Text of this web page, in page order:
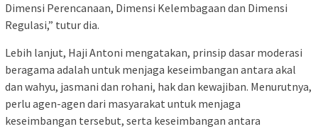
Dimensi Perencanaan, Dimensi Kelembagaan dan Dimensi
Regulasi,” tutur dia.
Lebih lanjut, Haji Antoni mengatakan, prinsip dasar moderasi
beragama adalah untuk menjaga keseimbangan antara akal
dan wahyu, jasmani dan rohani, hak dan kewajiban. Menurutnya,
perlu agen-agen dari masyarakat untuk menjaga
keseimbangan tersebut, serta keseimbangan antara